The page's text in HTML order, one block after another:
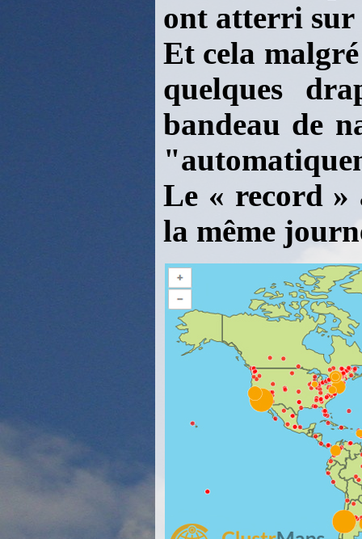
ont atterri sur
Et cela
quelques
bandeau de
Le « record »
la même